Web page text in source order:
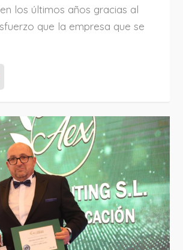
los últimos años gracias al
que la empresa que se